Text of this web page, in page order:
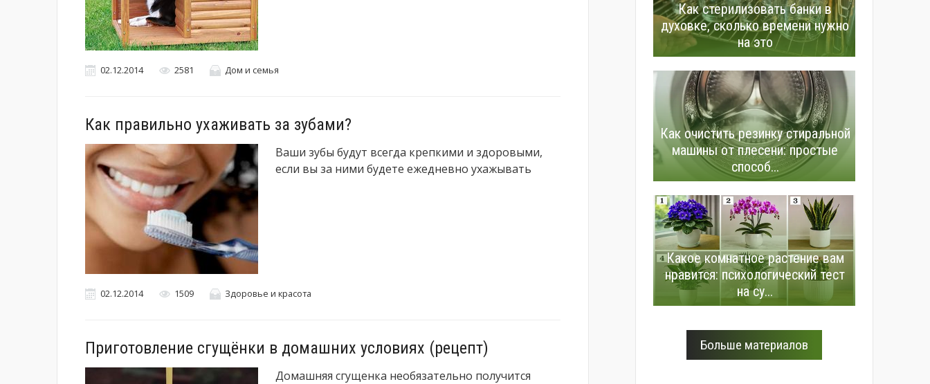
02.12.2014 2581 Дом и семья
Как правильно ухаживать за зубами?
Ваши зубы будут всегда крепкими и здоровыми,
если вы за ними будете ежедневно ухажывать
02.12.2014 1509 Здоровье и красота
Приготовление сгущёнки в домашних условиях (рецепт)
Домашняя сгущенка необязательно получится
Как стерилизовать банки в
духовке, сколько времени нужно
на это
Как очистить резинку стиральной
машины от плесени: простые
способ...
Какое комнатное растение вам
нравится: психологический тест
на су...
Больше материалов